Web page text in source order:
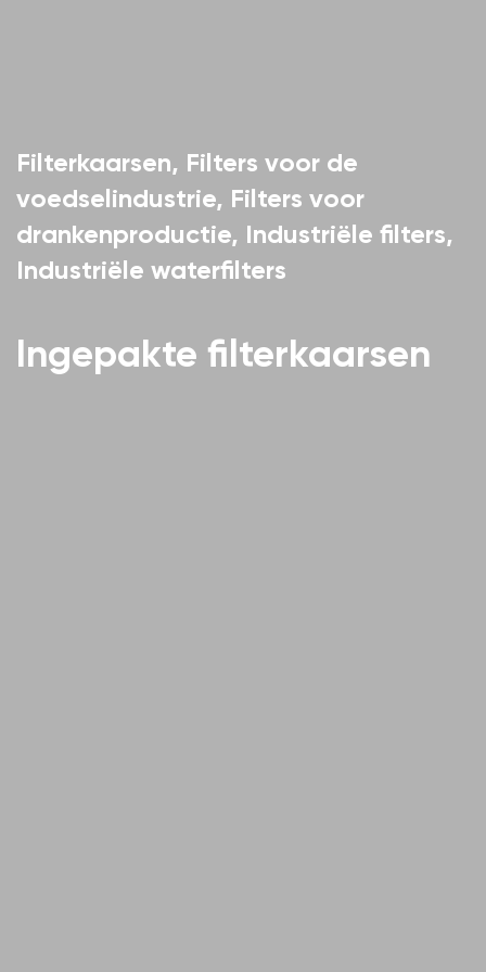
Filterkaarsen, Filters voor de
voedselindustrie, Filters voor
drankenproductie, Industriële filters,
Industriële waterfilters
Ingepakte filterkaarsen